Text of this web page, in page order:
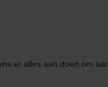
er alles aan doen om